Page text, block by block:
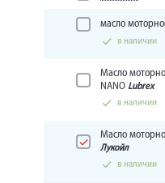
масло
в наличии
Масло
NANO Lubrex
в наличии
Масло
Лукойл
в наличии